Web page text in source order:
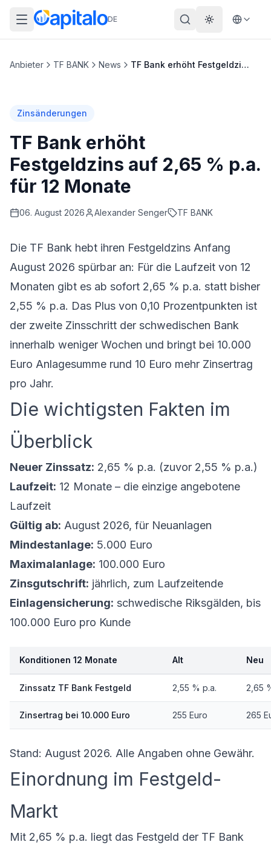
DE Theme
Anbieter TF BANK News TF Bank erhöht Festgeldzins auf 2,65 % p.a. für 12 Monate
Zinsänderungen
TF Bank erhöht
Festgeldzins auf 2,65 % p.a.
für 12 Monate
06. August 2026 Alexander Senger TF BANK
Die TF Bank hebt ihren Festgeldzins Anfang
August 2026 spürbar an: Für die Laufzeit von 12
Monaten gibt es ab sofort 2,65 % p.a. statt bisher
2,55 % p.a. Das Plus von 0,10 Prozentpunkten ist
der zweite Zinsschritt der schwedischen Bank
innerhalb weniger Wochen und bringt bei 10.000
Euro Anlagesumme rund 10 Euro mehr Zinsertrag
pro Jahr.
Die wichtigsten Fakten im
Überblick
Neuer Zinssatz: 2,65 % p.a. (zuvor 2,55 % p.a.)
Laufzeit: 12 Monate – die einzige angebotene
Laufzeit
Gültig ab: August 2026, für Neuanlagen
Mindestanlage: 5.000 Euro
Maximalanlage: 100.000 Euro
Zinsgutschrift: jährlich, zum Laufzeitende
Einlagensicherung: schwedische Riksgälden, bis
100.000 Euro pro Kunde
Konditionen 12 Monate Alt Neu
Zinssatz TF Bank Festgeld 2,55 % p.a. 2,65
Zinsertrag bei 10.000 Euro 255 Euro 265
Stand: August 2026. Alle Angaben ohne Gewähr.
Einordnung im Festgeld-
Markt
Mit 2,65 % p.a. liegt das Festgeld der TF Bank